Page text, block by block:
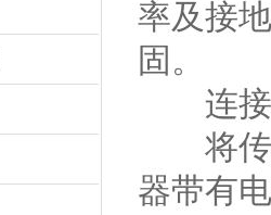
率及接
固。
连接
将传
器带有